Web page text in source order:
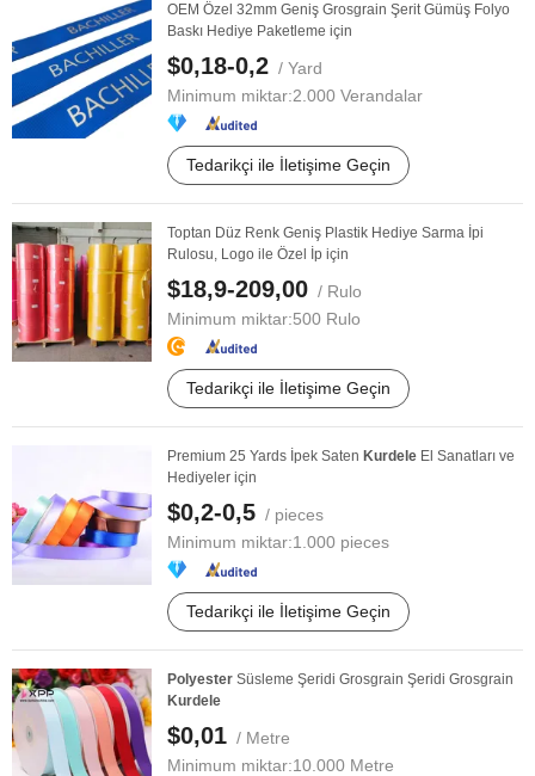
OEM Özel 32mm Geniş Grosgrain Şerit Gümüş Folyo
Baskı Hediye Paketleme için
$0,18-0,2 / Yard
Minimum miktar:2.000 Verandalar
Tedarikçi ile İletişime Geçin
Toptan Düz Renk Geniş Plastik Hediye Sarma İpi
Rulosu, Logo ile Özel İp için
$18,9-209,00 / Rulo
Minimum miktar:500 Rulo
Tedarikçi ile İletişime Geçin
Premium 25 Yards İpek Saten Kurdele El Sanatları ve
Hediyeler için
$0,2-0,5 / pieces
Minimum miktar:1.000 pieces
Tedarikçi ile İletişime Geçin
Polyester Süsleme Şeridi Grosgrain Şeridi Grosgrain
Kurdele
$0,01 / Metre
Minimum miktar:10.000 Metre